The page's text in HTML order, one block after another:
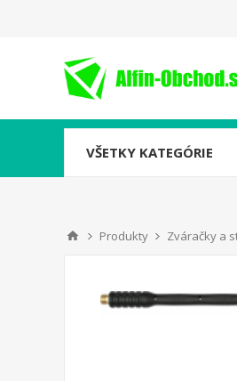
VŠETKY KATEGÓRIE
Produkty Zváračky a